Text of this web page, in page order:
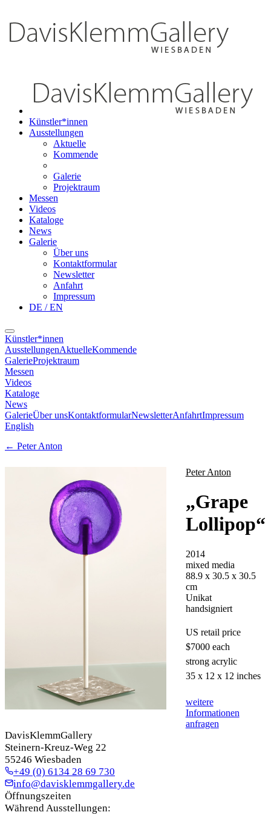
Künstler*innen
Ausstellungen
Aktuelle
Kommende
Galerie
Projektraum
Messen
Videos
Kataloge
News
Galerie
Über uns
Kontaktformular
Newsletter
Anfahrt
Impressum
DE / EN
Künstler*innen
AusstellungenAktuelleKommende
GalerieProjektraum
Messen
Videos
Kataloge
News
GalerieÜber unsKontaktformularNewsletterAnfahrtImpressum
English
← Peter Anton
Peter Anton
„Grape
Lollipop“
2014
mixed media
88.9 x 30.5 x 30.5
cm
Unikat
handsigniert
US retail price
$7000 each
strong acrylic
35 x 12 x 12 inches
weitere
Informationen
anfragen
DavisKlemmGallery
Steinern-Kreuz-Weg 22
55246 Wiesbaden
+49 (0) 6134 28 69 730
info@davisklemmgallery.de
Öffnungszeiten
Während Ausstellungen: